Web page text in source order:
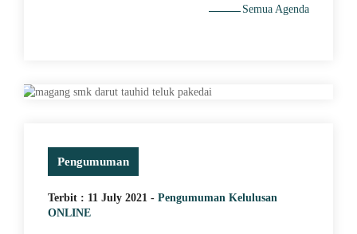
Semua Agenda
5 April 2025
Pengumuman
Terbit : 11 July 2021 - Pengumuman Kelulusan
ONLINE